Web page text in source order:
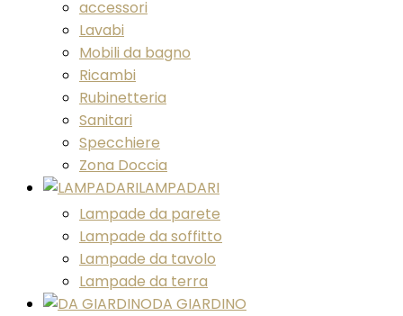
accessori
Lavabi
Mobili da bagno
Ricambi
Rubinetteria
Sanitari
Specchiere
Zona Doccia
LAMPADARI
Lampade da parete
Lampade da soffitto
Lampade da tavolo
Lampade da terra
DA GIARDINO